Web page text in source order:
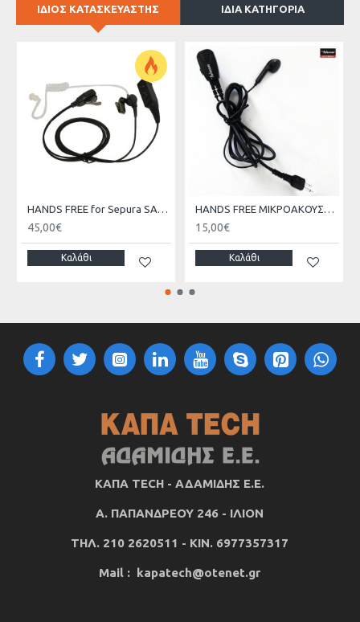
ΙΔΙΟΣ ΚΑΤΑΣΚΕΥΑΣΤΗΣ ΙΔΙΑ ΚΑΤΗΓΟΡΙΑ
HANDS FREE for Sepura SARI-MAT-STP-8000
45,00€
Καλάθι
HANDS FREE ΜΙΚΡΟΑΚΟΥΣΤΙΚΑ TELECOM JD-1301
15,00€
Καλάθι
ΚΑΠΑ TECH - ΑΔΑΜΙΔΗΣ Ε.Ε.
Α. ΠΑΠΑΝΔΡΕΟΥ 246 - ΙΛΙΟΝ
ΤΗΛ. 210 2620511 - ΚΙΝ. 6977357317
Mail : kapatech@otenet.gr